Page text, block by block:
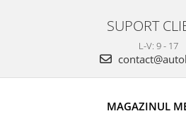
SUPORT
L-V: 9 - 17
MAGAZINUL